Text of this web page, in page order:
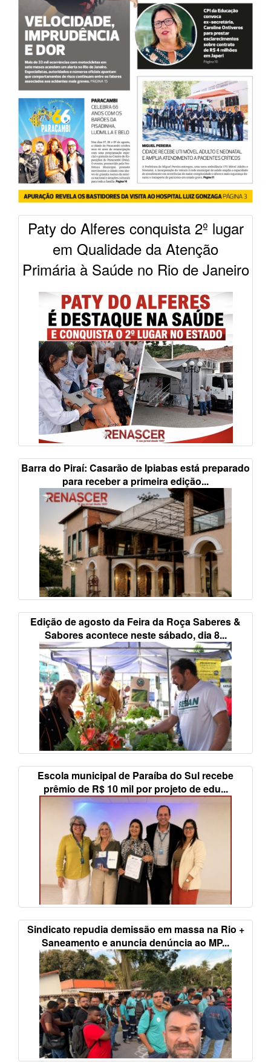
Paty do Alferes conquista 2º lugar
em Qualidade da Atenção
Primária à Saúde no Rio de Janeiro
Barra do Piraí: Casarão de Ipiabas está preparado
para receber a primeira edição...
Edição de agosto da Feira da Roça Saberes &
Sabores acontece neste sábado, dia 8...
Escola municipal de Paraíba do Sul recebe
prêmio de R$ 10 mil por projeto de edu...
Sindicato repudia demissão em massa na Rio +
Saneamento e anuncia denúncia ao MP...